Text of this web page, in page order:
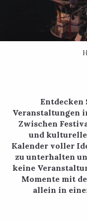
Entdecken
Veranstaltungen
Zwischen
und
Kalender voller
zu unterhalten
keine
Momente mit
allein in